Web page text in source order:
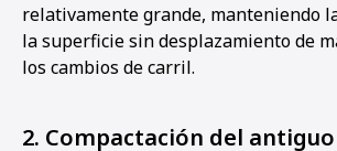
relativamente grande, manteniendo
la superficie sin desplazamiento de
los cambios de carril.
2. Compactación del